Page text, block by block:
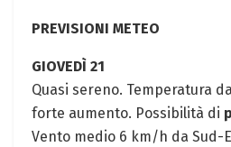
PREVISIONI METEO
GIOVEDÌ 21
Quasi sereno. Temperatura da
forte aumento. Possibilità di
Vento medio 6 km/h da Sud-